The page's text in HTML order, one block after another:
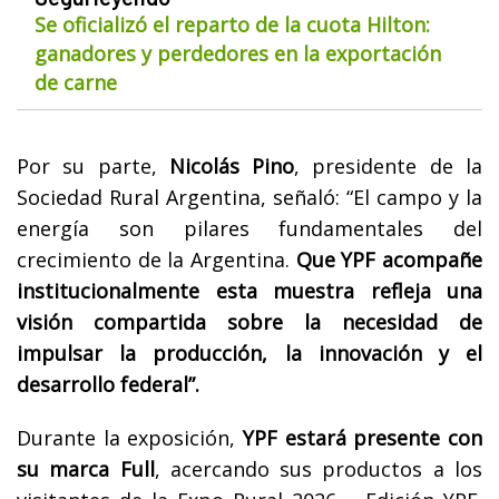
Se oficializó el reparto de la cuota Hilton:
ganadores y perdedores en la exportación
de carne
Por su parte, Nicolás Pino, presidente de la
Sociedad Rural Argentina, señaló: “El campo y la
energía son pilares fundamentales del
crecimiento de la Argentina. Que YPF acompañe
institucionalmente esta muestra refleja una
visión compartida sobre la necesidad de
impulsar la producción, la innovación y el
desarrollo federal”.
Durante la exposición,YPF estará presente con
su marca Full, acercando sus productos a los